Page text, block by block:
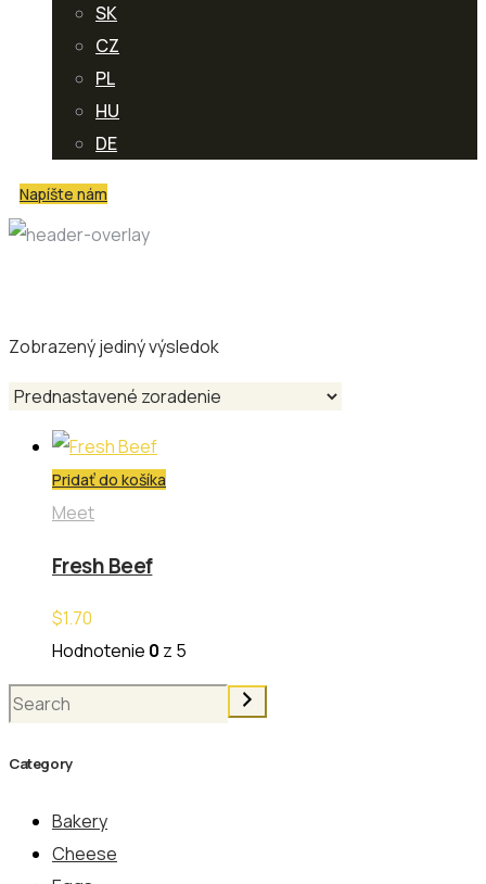
SK
CZ
PL
HU
DE
Napíšte nám
Zobrazený jediný výsledok
Pridať do košíka
Meet
Fresh Beef
$1.70
Hodnotenie 0 z 5
Hľadanie
Category
Bakery
Cheese